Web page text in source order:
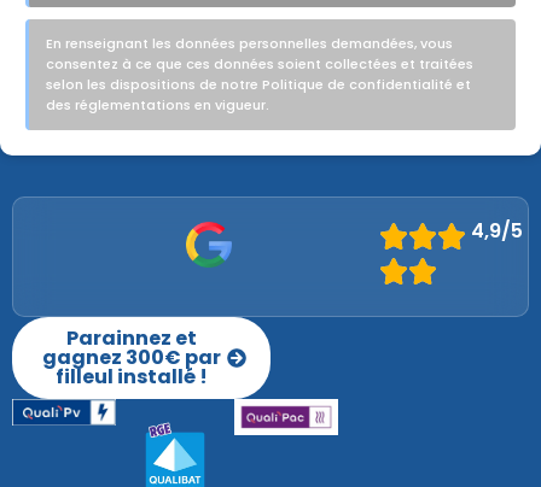
En renseignant les données personnelles demandées, vous
consentez à ce que ces données soient collectées et traitées
selon les dispositions de notre Politique de confidentialité et
des réglementations en vigueur.
4,9/5
Parainnez et
gagnez 300€ par
filleul installé !